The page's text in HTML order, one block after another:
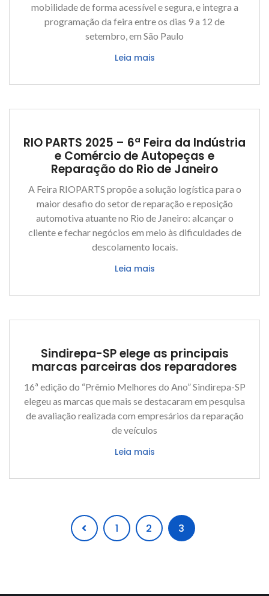
mobilidade de forma acessível e segura, e integra a
programação da feira entre os dias 9 a 12 de
setembro, em São Paulo
Leia mais
RIO PARTS 2025 – 6ª Feira da Indústria
e Comércio de Autopeças e
Reparação do Rio de Janeiro
A Feira RIOPARTS propõe a solução logística para o
maior desafio do setor de reparação e reposição
automotiva atuante no Rio de Janeiro: alcançar o
cliente e fechar negócios em meio às dificuldades de
descolamento locais.
Leia mais
Sindirepa-SP elege as principais
marcas parceiras dos reparadores
16ª edição do “Prêmio Melhores do Ano” Sindirepa-SP
elegeu as marcas que mais se destacaram em pesquisa
de avaliação realizada com empresários da reparação
de veículos
Leia mais
1 2 3